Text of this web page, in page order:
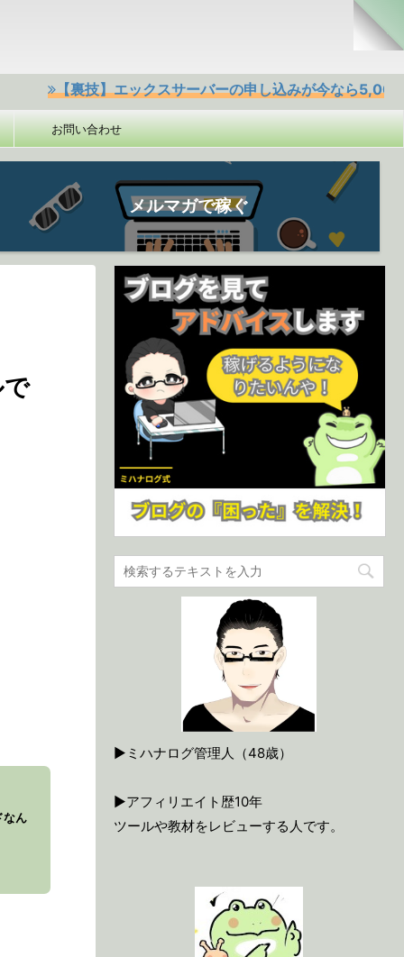
技】エックスサーバーの申し込みが今なら5,000円offクー
お問い合わせ
メルマガで稼ぐ
なん
▶ミハナログ管理人（48歳）
▶アフィリエイト歴10年
ツールや教材をレビューする人です。